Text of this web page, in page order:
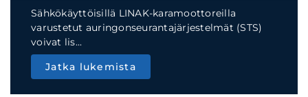
Sähkökäyttöisillä LINAK-karamoottoreilla
varustetut auringonseurantajärjestelmät (STS)
voivat lis...
Jatka lukemista